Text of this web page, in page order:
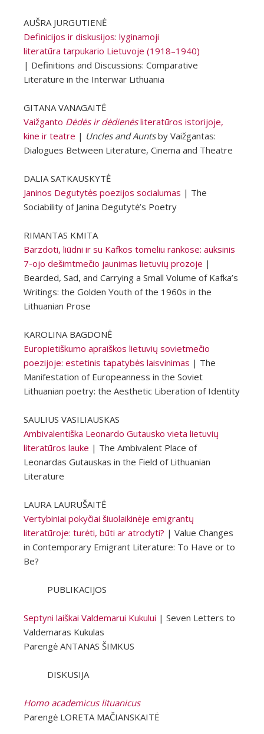
AUŠRA JURGUTIENĖ
Definicijos ir diskusijos: lyginamoji
literatūra tarpukario Lietuvoje (1918–1940)
| Definitions and Discussions: Comparative
Literature in the Interwar Lithuania
GITANA VANAGAITĖ
Vaižganto Dėdės ir dėdienėsliteratūros istorijoje,
kine ir teatre | Uncles and Auntsby Vaižgantas:
Dialogues Between Literature, Cinema and Theatre
DALIA SATKAUSKYTĖ
Janinos Degutytės poezijos socialumas | The
Sociability of Janina Degutytė’s Poetry
RIMANTAS KMITA
Barzdoti, liūdni ir su Kafkos tomeliu rankose: auksinis
7-ojo dešimtmečio jaunimas lietuvių prozoje |
Bearded, Sad, and Carrying a Small Volume of Kafka’s
Writings: the Golden Youth of the 1960s in the
Lithuanian Prose
KAROLINA BAGDONĖ
Europietiškumo apraiškos lietuvių sovietmečio
poezijoje: estetinis tapatybės laisvinimas | The
Manifestation of Europeanness in the Soviet
Lithuanian poetry: the Aesthetic Liberation of Identity
SAULIUS VASILIAUSKAS
Ambivalentiška Leonardo Gutausko vieta lietuvių
literatūros lauke | The Ambivalent Place of
Leonardas Gutauskas in the Field of Lithuanian
Literature
LAURA LAURUŠAITĖ
Vertybiniai pokyčiai šiuolaikinėje emigrantų
literatūroje: turėti, būti ar atrodyti? | Value Сhanges
in Contemporary Emigrant Literature: To Have or to
Be?
PUBLIKACIJOS
Septyni laiškai Valdemarui Kukului | Seven Letters to
Valdemaras Kukulas
Parengė ANTANAS ŠIMKUS
DISKUSIJA
Homo academicus lituanicus
Parengė LORETA MAČIANSKAITĖ